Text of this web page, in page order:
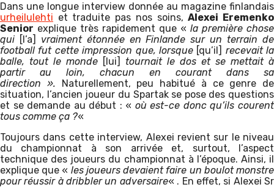
Dans une longue interview donnée au magazine finlandais
urheilulehti et traduite pas nos soins,Alexei Eremenko
Senior explique très rapidement que « la première chose
qui [l’a] vraiment étonnée en Finlande sur un terrain de
football fut cette impression que, lorsque[qu’il] recevait la
balle, tout le monde [lui]
tournait le dos et se mettait à
partir au loin, chacun en courant dans sa
direction ». Naturellement, peu habitué à ce genre de
situation, l’ancien joueur du Spartak se pose des questions
et se demande au début : « où est-ce donc qu’ils courent
tous comme ça ?«
Toujours dans cette interview, Alexei revient sur le niveau
du championnat à son arrivée et, surtout, l’aspect
technique des joueurs du championnat à l’époque. Ainsi, il
explique que « les joueurs devaient faire un boulot monstre
pour réussir à dribbler un adversaire« . En effet, si Alexei Sr